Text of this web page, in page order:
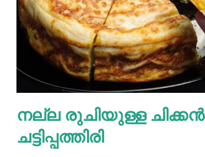
നല്ല രുചിയുള്ള ചിക്കൻ
ചട്ടിപ്പത്തിരി